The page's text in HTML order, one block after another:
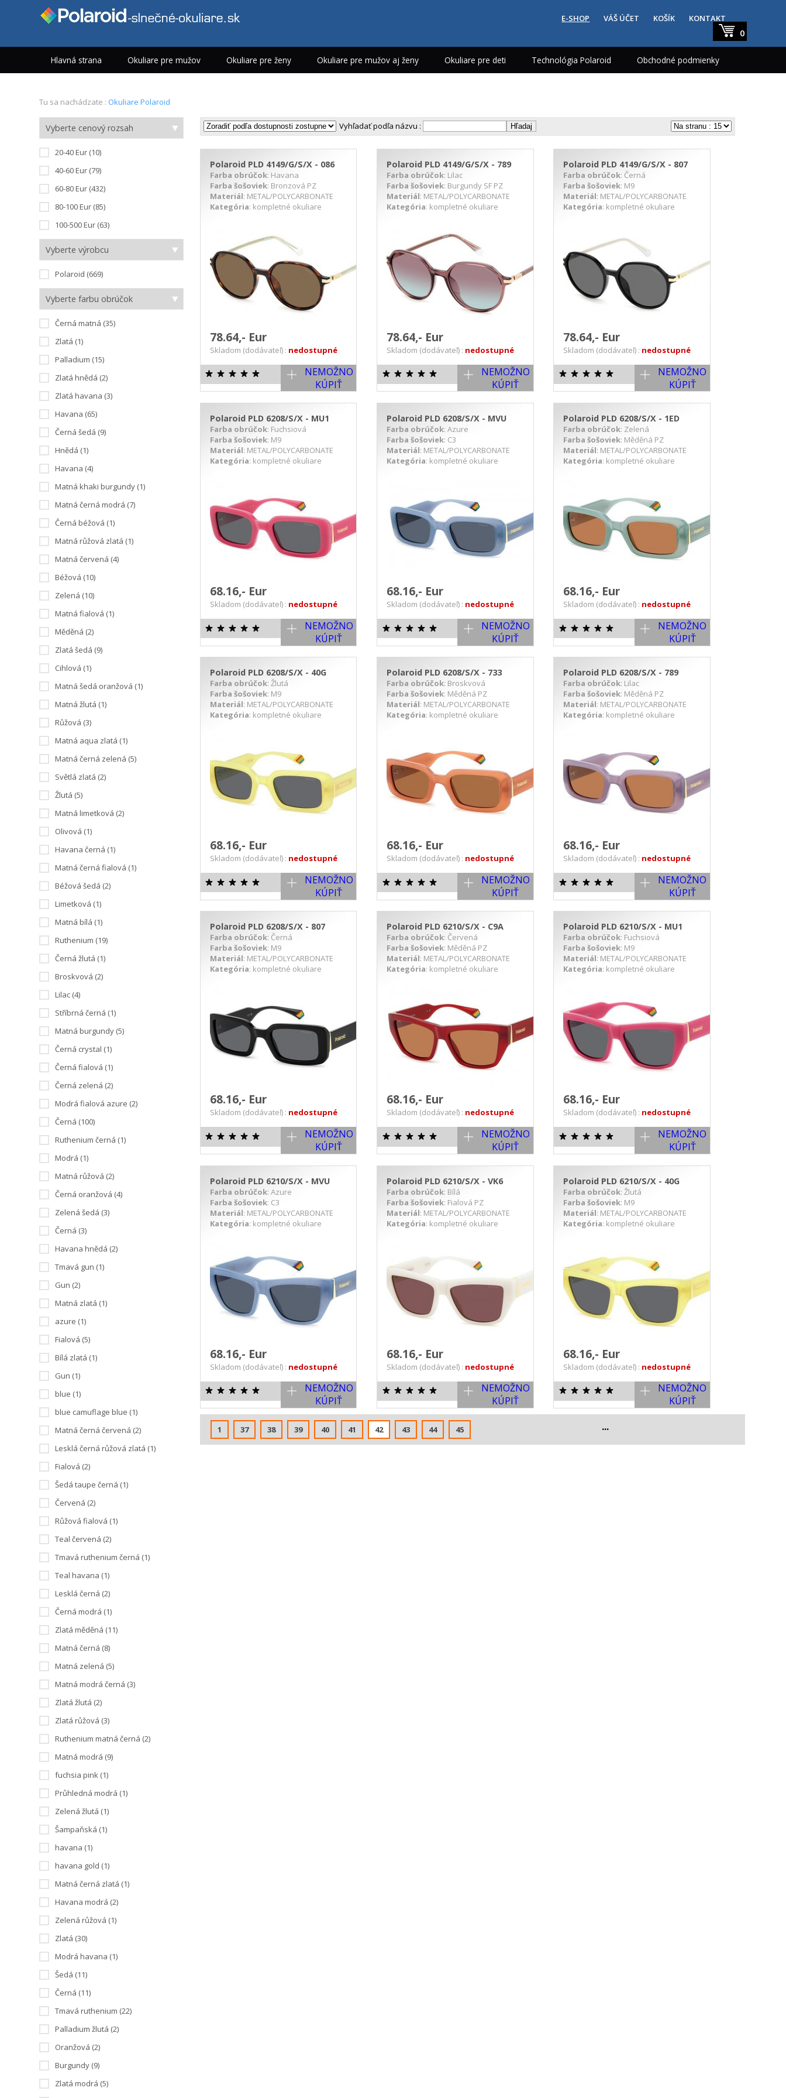
E-SHOP VÁŠ ÚČET KOŠÍK KONTAKT
0
Hlavná strana Okuliare pre mužov Okuliare pre ženy Okuliare pre mužov aj ženy Okuliare pre deti Technológia Polaroid Obchodné podmienky
Tu sa nachádzate : Okuliare Polaroid
Vyberte cenový rozsah
20-40 Eur (10)
40-60 Eur (79)
60-80 Eur (432)
80-100 Eur (85)
100-500 Eur (63)
Vyberte výrobcu
Polaroid (669)
Vyberte farbu obrúčok
Černá matná (35)
Zlatá (1)
Palladium (15)
Zlatá hnědá (2)
Zlatá havana (3)
Havana (65)
Černá šedá (9)
Hnědá (1)
Havana (4)
Matná khaki burgundy (1)
Matná černá modrá (7)
Černá béžová (1)
Matná růžová zlatá (1)
Matná červená (4)
Béžová (10)
Zelená (10)
Matná fialová (1)
Měděná (2)
Zlatá šedá (9)
Cihlová (1)
Matná šedá oranžová (1)
Matná žlutá (1)
Růžová (3)
Matná aqua zlatá (1)
Matná černá zelená (5)
Světlá zlatá (2)
Žlutá (5)
Matná limetková (2)
Olivová (1)
Havana černá (1)
Matná černá fialová (1)
Béžová šedá (2)
Limetková (1)
Matná bílá (1)
Ruthenium (19)
Černá žlutá (1)
Broskvová (2)
Lilac (4)
Stříbrná černá (1)
Matná burgundy (5)
Černá crystal (1)
Černá fialová (1)
Černá zelená (2)
Modrá fialová azure (2)
Černá (100)
Ruthenium černá (1)
Modrá (1)
Matná růžová (2)
Černá oranžová (4)
Zelená šedá (3)
Černá (3)
Havana hnědá (2)
Tmavá gun (1)
Gun (2)
Matná zlatá (1)
azure (1)
Fialová (5)
Bílá zlatá (1)
Gun (1)
blue (1)
blue camuflage blue (1)
Matná černá červená (2)
Lesklá černá růžová zlatá (1)
Fialová (2)
Šedá taupe černá (1)
Červená (2)
Růžová fialová (1)
Teal červená (2)
Tmavá ruthenium černá (1)
Teal havana (1)
Lesklá černá (2)
Černá modrá (1)
Zlatá měděná (11)
Matná černá (8)
Matná zelená (5)
Matná modrá černá (3)
Zlatá žlutá (2)
Zlatá růžová (3)
Ruthenium matná černá (2)
Matná modrá (9)
fuchsia pink (1)
Průhledná modrá (1)
Zelená žlutá (1)
Šampaňská (1)
havana (1)
havana gold (1)
Matná černá zlatá (1)
Havana modrá (2)
Zelená růžová (1)
Zlatá (30)
Modrá havana (1)
Šedá (11)
Černá (11)
Tmavá ruthenium (22)
Palladium žlutá (2)
Oranžová (2)
Burgundy (9)
Zlatá modrá (5)
Vyhľadať podľa názvu :
Polaroid PLD 4149/G/S/X - 086
Farba obrúčok: Havana
Farba šošoviek: Bronzová PZ
Materiál: METAL/POLYCARBONATE
Kategória: kompletné okuliare
DETAIL PRODUKTU
78.64,- Eur
Skladom (dodávateľ) : nedostupné
NEMOŽNO
KÚPIŤ
Polaroid PLD 4149/G/S/X - 789
Farba obrúčok: Lilac
Farba šošoviek: Burgundy SF PZ
Materiál: METAL/POLYCARBONATE
Kategória: kompletné okuliare
78.64,- Eur
Skladom (dodávateľ) : nedostupné
NEMOŽNO
KÚPIŤ
Polaroid PLD 4149/G/S/X - 807
Farba obrúčok: Černá
Farba šošoviek: M9
Materiál: METAL/POLYCARBONATE
Kategória: kompletné okuliare
78.64,- Eur
Skladom (dodávateľ) : nedostupné
NEMOŽNO
KÚPIŤ
Polaroid PLD 6208/S/X - MU1
Farba obrúčok: Fuchsiová
Farba šošoviek: M9
Materiál: METAL/POLYCARBONATE
Kategória: kompletné okuliare
DETAIL PRODUKTU
68.16,- Eur
Skladom (dodávateľ) : nedostupné
NEMOŽNO
KÚPIŤ
Polaroid PLD 6208/S/X - MVU
Farba obrúčok: Azure
Farba šošoviek: C3
Materiál: METAL/POLYCARBONATE
Kategória: kompletné okuliare
68.16,- Eur
Skladom (dodávateľ) : nedostupné
NEMOŽNO
KÚPIŤ
Polaroid PLD 6208/S/X - 1ED
Farba obrúčok: Zelená
Farba šošoviek: Měděná PZ
Materiál: METAL/POLYCARBONATE
Kategória: kompletné okuliare
68.16,- Eur
Skladom (dodávateľ) : nedostupné
NEMOŽNO
KÚPIŤ
Polaroid PLD 6208/S/X - 40G
Farba obrúčok: Žlutá
Farba šošoviek: M9
Materiál: METAL/POLYCARBONATE
Kategória: kompletné okuliare
DETAIL PRODUKTU
68.16,- Eur
Skladom (dodávateľ) : nedostupné
NEMOŽNO
KÚPIŤ
Polaroid PLD 6208/S/X - 733
Farba obrúčok: Broskvová
Farba šošoviek: Měděná PZ
Materiál: METAL/POLYCARBONATE
Kategória: kompletné okuliare
68.16,- Eur
Skladom (dodávateľ) : nedostupné
NEMOŽNO
KÚPIŤ
Polaroid PLD 6208/S/X - 789
Farba obrúčok: Lilac
Farba šošoviek: Měděná PZ
Materiál: METAL/POLYCARBONATE
Kategória: kompletné okuliare
68.16,- Eur
Skladom (dodávateľ) : nedostupné
NEMOŽNO
KÚPIŤ
Polaroid PLD 6208/S/X - 807
Farba obrúčok: Černá
Farba šošoviek: M9
Materiál: METAL/POLYCARBONATE
Kategória: kompletné okuliare
DETAIL PRODUKTU
68.16,- Eur
Skladom (dodávateľ) : nedostupné
NEMOŽNO
KÚPIŤ
Polaroid PLD 6210/S/X - C9A
Farba obrúčok: Červená
Farba šošoviek: Měděná PZ
Materiál: METAL/POLYCARBONATE
Kategória: kompletné okuliare
68.16,- Eur
Skladom (dodávateľ) : nedostupné
NEMOŽNO
KÚPIŤ
Polaroid PLD 6210/S/X - MU1
Farba obrúčok: Fuchsiová
Farba šošoviek: M9
Materiál: METAL/POLYCARBONATE
Kategória: kompletné okuliare
68.16,- Eur
Skladom (dodávateľ) : nedostupné
NEMOŽNO
KÚPIŤ
Polaroid PLD 6210/S/X - MVU
Farba obrúčok: Azure
Farba šošoviek: C3
Materiál: METAL/POLYCARBONATE
Kategória: kompletné okuliare
DETAIL PRODUKTU
68.16,- Eur
Skladom (dodávateľ) : nedostupné
NEMOŽNO
KÚPIŤ
Polaroid PLD 6210/S/X - VK6
Farba obrúčok: Bílá
Farba šošoviek: Fialová PZ
Materiál: METAL/POLYCARBONATE
Kategória: kompletné okuliare
68.16,- Eur
Skladom (dodávateľ) : nedostupné
NEMOŽNO
KÚPIŤ
Polaroid PLD 6210/S/X - 40G
Farba obrúčok: Žlutá
Farba šošoviek: M9
Materiál: METAL/POLYCARBONATE
Kategória: kompletné okuliare
68.16,- Eur
Skladom (dodávateľ) : nedostupné
NEMOŽNO
KÚPIŤ
1 ...
37 38 39 40 41 42 43 44 45